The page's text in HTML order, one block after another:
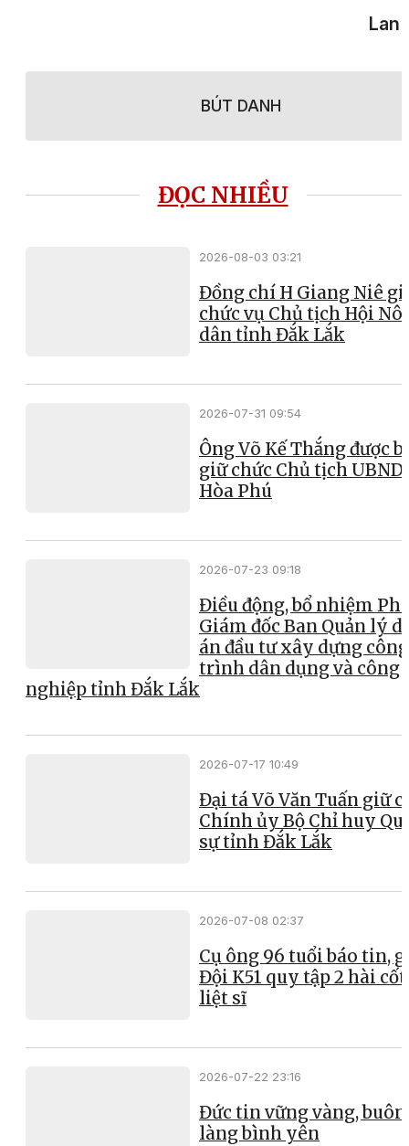
Lan
BÚT DANH
ĐỌC NHIỀU
2026-08-03 03:21
Đồng chí H Giang Niê
chức vụ Chủ tịch Hội
dân tỉnh Đắk Lắk
2026-07-31 09:54
Ông Võ Kế Thắng được
giữ chức Chủ tịch UBND
Hòa Phú
2026-07-23 09:18
Điều động, bổ nhiệm
Giám đốc Ban Quản lý
án đầu tư xây dựng công
trình dân dụng và công
nghiệp tỉnh Đắk Lắk
2026-07-17 10:49
Đại tá Võ Văn Tuấn giữ
Chính ủy Bộ Chỉ huy
sự tỉnh Đắk Lắk
2026-07-08 02:37
Cụ ông 96 tuổi báo tin,
Đội K51 quy tập 2 hài cốt
liệt sĩ
2026-07-22 23:16
Đức tin vững vàng, buôn
làng bình yên